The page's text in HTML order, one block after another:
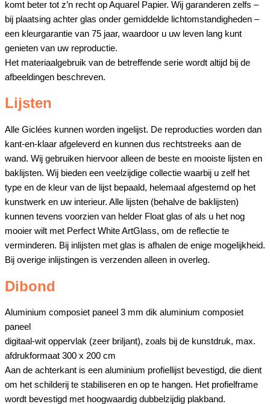
komt beter tot z’n recht op Aquarel Papier. Wij garanderen zelfs –
bij plaatsing achter glas onder gemiddelde lichtomstandigheden –
een kleurgarantie van 75 jaar, waardoor u uw leven lang kunt
genieten van uw reproductie.
Het materiaalgebruik van de betreffende serie wordt altijd bij de
afbeeldingen beschreven.
Lijsten
Alle Giclées kunnen worden ingelijst. De reproducties worden dan
kant-en-klaar afgeleverd en kunnen dus rechtstreeks aan de
wand. Wij gebruiken hiervoor alleen de beste en mooiste lijsten en
baklijsten. Wij bieden een veelzijdige collectie waarbij u zelf het
type en de kleur van de lijst bepaald, helemaal afgestemd op het
kunstwerk en uw interieur. Alle lijsten (behalve de baklijsten)
kunnen tevens voorzien van helder Float glas of als u het nog
mooier wilt met Perfect White ArtGlass, om de reflectie te
verminderen. Bij inlijsten met glas is afhalen de enige mogelijkheid.
Bij overige inlijstingen is verzenden alleen in overleg.
Dibond
Aluminium composiet paneel 3 mm dik aluminium composiet
paneel
digitaal-wit oppervlak (zeer briljant), zoals bij de kunstdruk, max.
afdrukformaat 300 x 200 cm
Aan de achterkant is een aluminium profiellijst bevestigd, die dient
om het schilderij te stabiliseren en op te hangen. Het profielframe
wordt bevestigd met hoogwaardig dubbelzijdig plakband.